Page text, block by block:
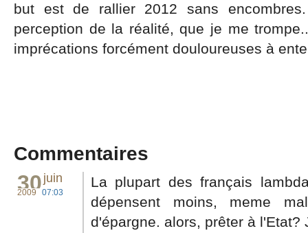
but est de rallier 2012 sans
perception de la réalité, que je me
imprécations forcément douloureuses à
Commentaires
30 juin
2009 07:03
La plupart des français
dépensent moins, meme
d'épargne. alors, prêter à l'Etat?